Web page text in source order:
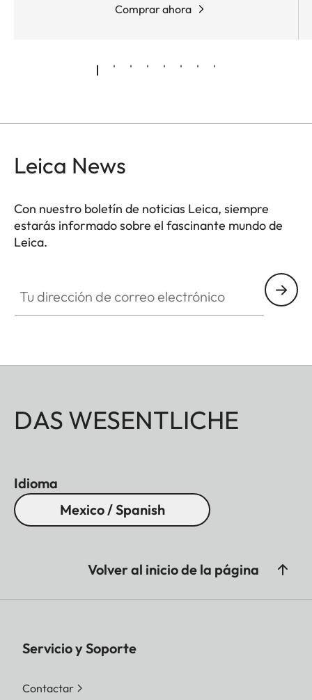
Comprar ahora
Leica News
Con nuestro boletín de noticias Leica, siempre
estarás informado sobre el fascinante mundo de
Leica.
DAS WESENTLICHE
Idioma
Mexico / Spanish
Volver al inicio de la página
Servicio y Soporte
Contactar